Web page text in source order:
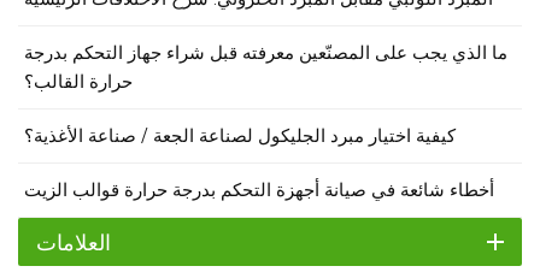
ما الذي يجب على المصنّعين معرفته قبل شراء جهاز التحكم بدرجة
حرارة القالب؟
كيفية اختيار مبرد الجليكول لصناعة الجعة / صناعة الأغذية؟
أخطاء شائعة في صيانة أجهزة التحكم بدرجة حرارة قوالب الزيت
العلامات